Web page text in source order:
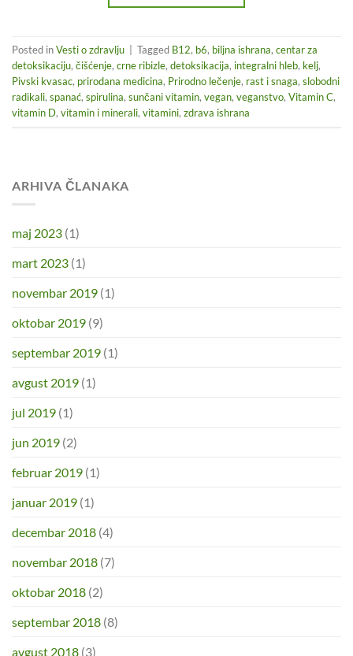
Posted inVesti o zdravlju Tagged B12, b6, biljna ishrana, centar za
detoksikaciju, čišćenje, crne ribizle, detoksikacija, integralni hleb, kelj,
Pivski kvasac, prirodana medicina, Prirodno lečenje, rast i snaga, slobodni
radikali, spanać, spirulina, sunčani vitamin, vegan, veganstvo, Vitamin C,
vitamin D, vitamin i minerali, vitamini, zdrava ishrana
ARHIVA ČLANAKA
maj 2023 (1)
mart 2023 (1)
novembar 2019 (1)
oktobar 2019 (9)
septembar 2019 (1)
avgust 2019 (1)
jul 2019 (1)
jun 2019 (2)
februar 2019 (1)
januar 2019 (1)
decembar 2018 (4)
novembar 2018 (7)
oktobar 2018 (2)
septembar 2018 (8)
avgust 2018 (3)